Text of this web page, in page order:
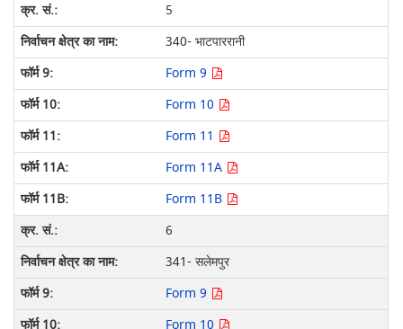
5
340- भाटपाररानी
Form 9
Form 10
Form 11
Form 11A
Form 11B
6
341- सलेमपुर
Form 9
Form 10